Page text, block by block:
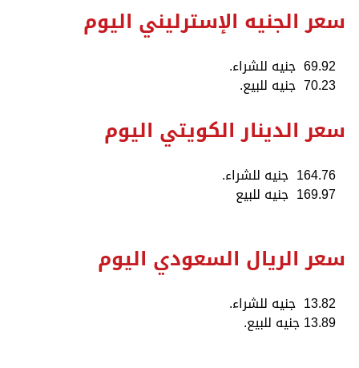
سعر الجنيه الإسترليني اليوم
69.92 جنيه للشراء.
70.23 جنيه للبيع.
سعر الدينار الكويتي اليوم
164.76 جنيه للشراء.
169.97 جنيه للبيع
سعر الريال السعودي اليوم
13.82 جنيه للشراء.
13.89 جنيه للبيع.